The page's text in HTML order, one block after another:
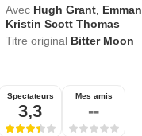
Avec Hugh Grant
Kristin Scott Thomas
Titre original Bitter Moon
Spectateurs
3,3
Mes amis
--